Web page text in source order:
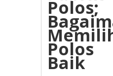
Polos;
Baik